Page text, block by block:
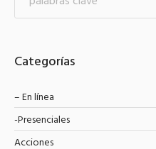
Categorías
– En línea
-Presenciales
Acciones